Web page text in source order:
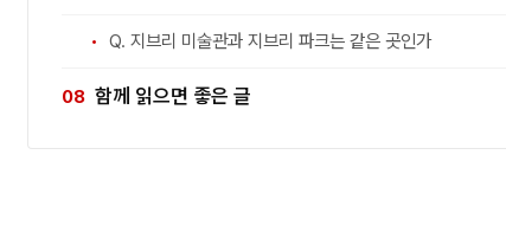
Q. 지브리 미술관과 지브리 파크는 같은 곳인가
함께 읽으면 좋은 글